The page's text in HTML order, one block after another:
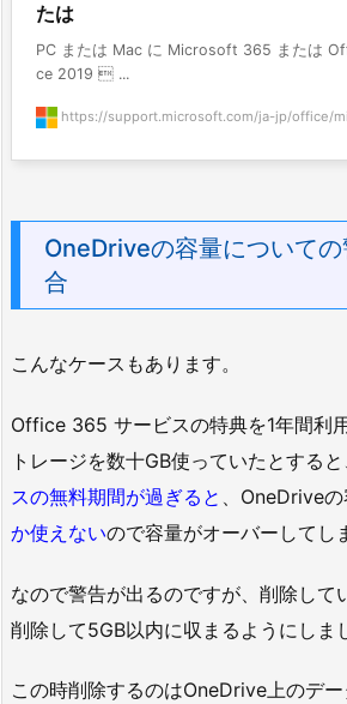
たは
PC または Mac に Microsoft 365 または
ce 2019  ...
https://support.microsoft.com/ja-jp/office/
OneDriveの容量について
合
こんなケースもあります。
Office 365 サービスの特典を1年間利
トレージを数十GB使っていたとすると
スの無料期間が過ぎると
、OneDrive
か使えないので容量がオーバーしてし
なので警告が出るのですが、削除して
削除して5GB以内に収まるようにしま
この時削除するのはOneDrive上のデー